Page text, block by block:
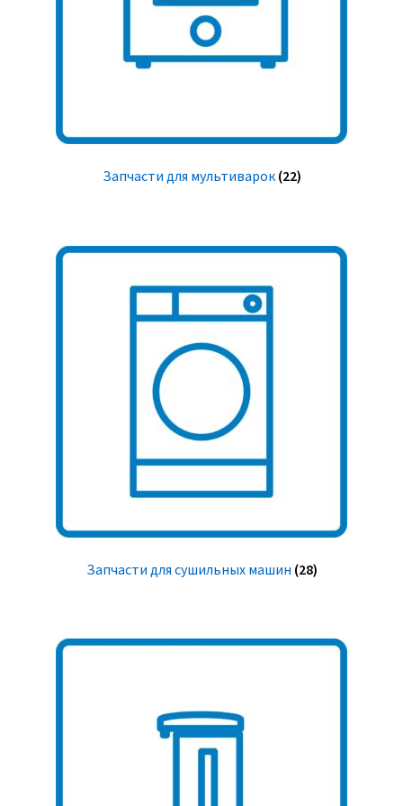
Запчасти для мультиварок (22)
Запчасти для сушильных машин (28)